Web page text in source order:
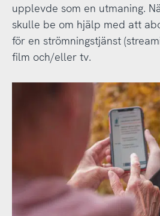
upplevde som en utmaning.
skulle be om hjälp med att
för en strömningstjänst
film och/eller tv.